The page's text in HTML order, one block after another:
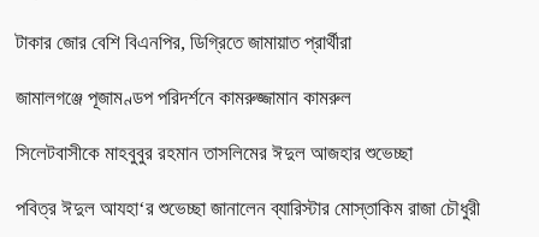
টাকার জোর বেশি বিএনপির, ডিগ্রিতে জামায়াত প্রার্থীরা
জামালগঞ্জে পূজামণ্ডপ পরিদর্শনে কামরুজ্জামান কামরুল
সিলেটবাসীকে মাহবুবুর রহমান তাসলিমের ঈদুল আজহার শুভেচ্ছা
পবিত্র ঈদুল আযহা‘র শুভেচ্ছা জানালেন ব্যারিস্টার মোস্তাকিম রাজা চৌধুরী